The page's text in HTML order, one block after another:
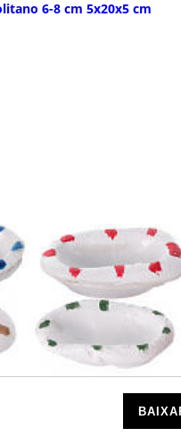
6-8 cm 5x20x5 cm